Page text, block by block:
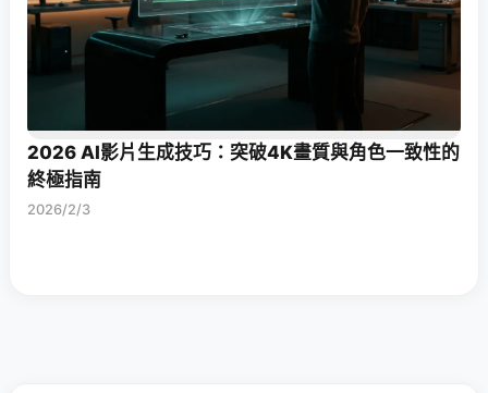
2026 AI影片生成技巧：突破4K畫質與角色一致性的
終極指南
2026/2/3